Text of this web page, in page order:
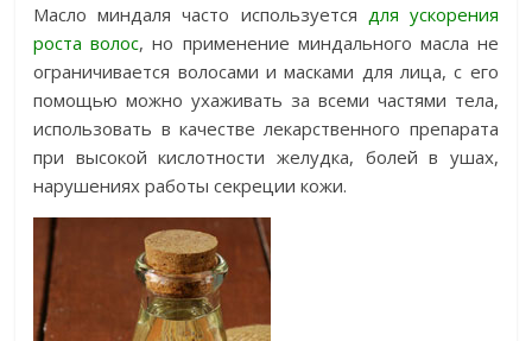
Масло миндаля часто используется для ускорения
роста волос, но применение миндального масла не
ограничивается волосами и масками для лица, с его
помощью можно ухаживать за всеми частями тела,
использовать в качестве лекарственного препарата
при высокой кислотности желудка, болей в ушах,
нарушениях работы секреции кожи.